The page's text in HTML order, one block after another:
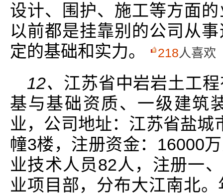
设计、围护、施工等方面
以前都是挂靠别的公司从
定的基础和实力。
218人喜欢
12、 江苏省中岩岩土工
基与基础资质、一级建筑
业，公司地址：江苏省盐
幢3楼，注册资金：16000
业技术人员82人，注册一
业项目部，分布大江南北